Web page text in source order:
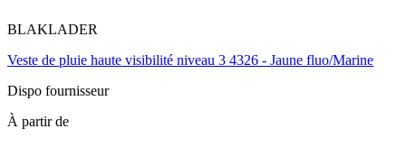
BLAKLADER
Veste de pluie haute visibilité niveau 3 4326 - Jaune fluo/Marine
Dispo fournisseur
À partir de